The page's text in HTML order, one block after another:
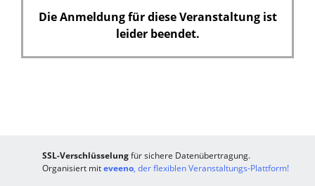
Die Anmeldung für diese Veranstaltung ist
leider beendet.
SSL-Verschlüsselungfür sichere Datenübertragung.
Organisiert miteveeno, der flexiblen Veranstaltungs-Plattform!